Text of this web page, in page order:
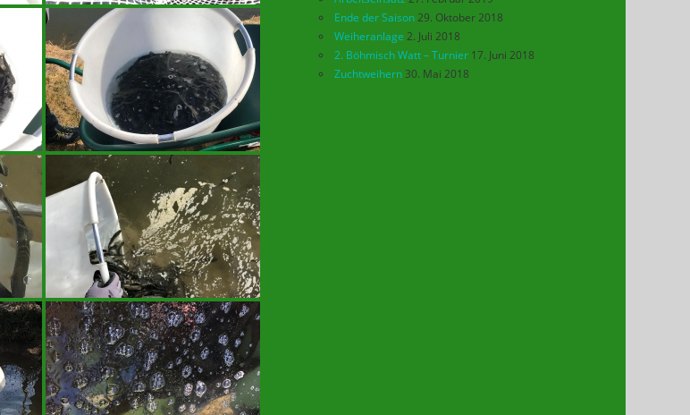
Ende der Saison29. Oktober 2018
Weiheranlage 2. Juli 2018
2. Böhmisch Watt – Turnier 17. Juni 2018
Zuchtweihern30. Mai 2018